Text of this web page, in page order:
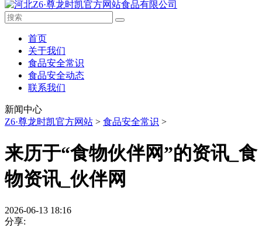
首页
关于我们
食品安全常识
食品安全动态
联系我们
新闻中心
Z6·尊龙时凯官方网站 > 食品安全常识 >
来历于“食物伙伴网”的资讯_食
物资讯_伙伴网
2026-06-13 18:16
分享: